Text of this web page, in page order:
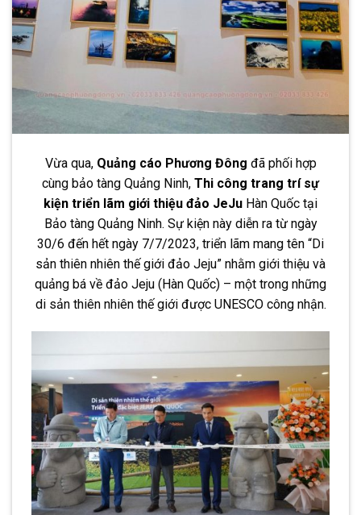
Vừa qua, Quảng cáo Phương Đông đã phối hợp
cùng bảo tàng Quảng Ninh, Thi công trang trí sự
kiện triển lãm giới thiệu đảo JeJu Hàn Quốc tại
Bảo tàng Quảng Ninh. Sự kiện này diễn ra từ ngày
30/6 đến hết ngày 7/7/2023, triển lãm mang tên “Di
sản thiên nhiên thế giới đảo Jeju” nhằm giới thiệu và
quảng bá về đảo Jeju (Hàn Quốc) – một trong những
di sản thiên nhiên thế giới được UNESCO công nhận.